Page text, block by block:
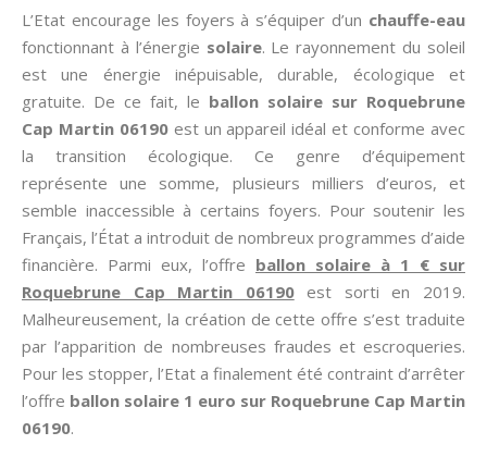
L’Etat encourage les foyers à s’équiper d’un chauffe-eau
fonctionnant à l’énergie solaire. Le rayonnement du soleil
est une énergie inépuisable, durable, écologique et
gratuite. De ce fait, le ballon solaire sur Roquebrune
Cap Martin 06190est un appareil idéal et conforme avec
la transition écologique. Ce genre d’équipement
représente une somme, plusieurs milliers d’euros, et
semble inaccessible à certains foyers. Pour soutenir les
Français, l’État a introduit de nombreux programmes d’aide
financière. Parmi eux, l’offre ballon solaire à 1 € sur
Roquebrune Cap Martin 06190est sorti en 2019.
Malheureusement, la création de cette offre s’est traduite
par l’apparition de nombreuses fraudes et escroqueries.
Pour les stopper, l’Etat a finalement été contraint d’arrêter
l’offre ballon solaire 1 euro sur Roquebrune Cap Martin
06190.